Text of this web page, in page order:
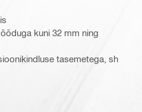
kuni 32 mm ning
tasemetega, sh